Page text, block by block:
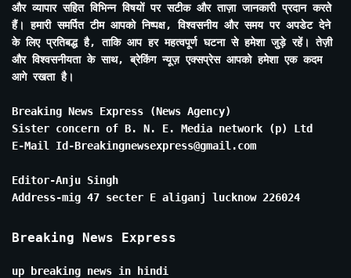
और व्यापार सहित विभिन्न विषयों पर सटीक और ताज़ा जानकारी प्रदान करते
हैं। हमारी समर्पित टीम आपको निष्पक्ष, विश्वसनीय और समय पर अपडेट देने
के लिए प्रतिबद्ध है, ताकि आप हर महत्वपूर्ण घटना से हमेशा जुड़े रहें। तेज़ी
और विश्वसनीयता के साथ, ब्रेकिंग न्यूज़ एक्सप्रेस आपको हमेशा एक कदम
आगे रखता है।
Breaking News Express (News Agency)
Sister concern of B. N. E. Media network (p) Ltd
E-Mail Id-Breakingnewsexpress@gmail.com
Editor-Anju Singh
Address-mig 47 secter E aliganj lucknow 226024
Breaking News Express
up breaking news in hindi